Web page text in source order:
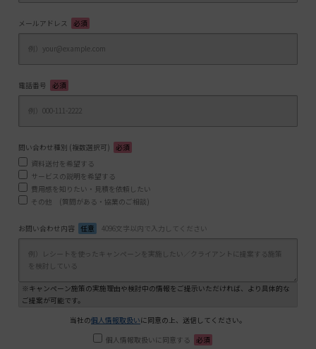
メールアドレス 必須
電話番号 必須
問い合わせ種別 (複数選択可)
必須
資料送付を希望する
サービスの説明を希望する
費用感を知りたい・見積を依頼したい
その他 (質問がある・協業のご相談)
お問い合わせ内容 任意 4096文字以内で入力してください
※キャンペーン施策の実施理由や検討中の情報をご提示いただければ、より具体的な
ご提案が可能です。
当社の個人情報取扱いに同意の上、送信してください。
個人情報取扱いに同意する
必須